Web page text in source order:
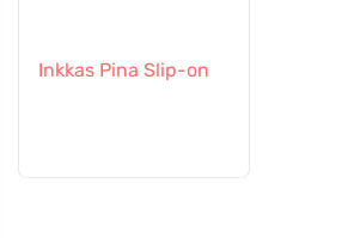
Inkkas Pina Slip-on